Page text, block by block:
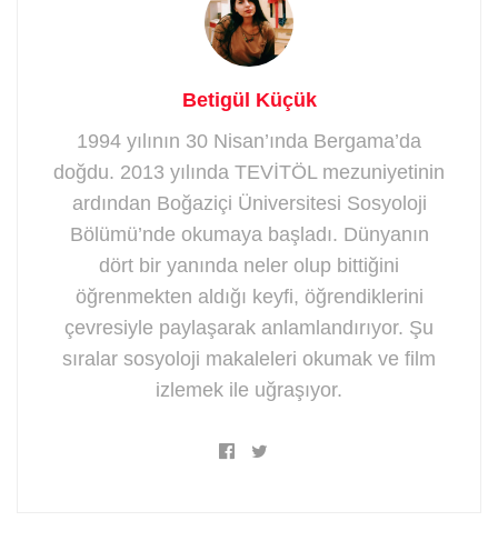
Betigül Küçük
1994 yılının 30 Nisan’ında Bergama’da
doğdu. 2013 yılında TEVİTÖL mezuniyetinin
ardından Boğaziçi Üniversitesi Sosyoloji
Bölümü’nde okumaya başladı. Dünyanın
dört bir yanında neler olup bittiğini
öğrenmekten aldığı keyfi, öğrendiklerini
çevresiyle paylaşarak anlamlandırıyor. Şu
sıralar sosyoloji makaleleri okumak ve film
izlemek ile uğraşıyor.